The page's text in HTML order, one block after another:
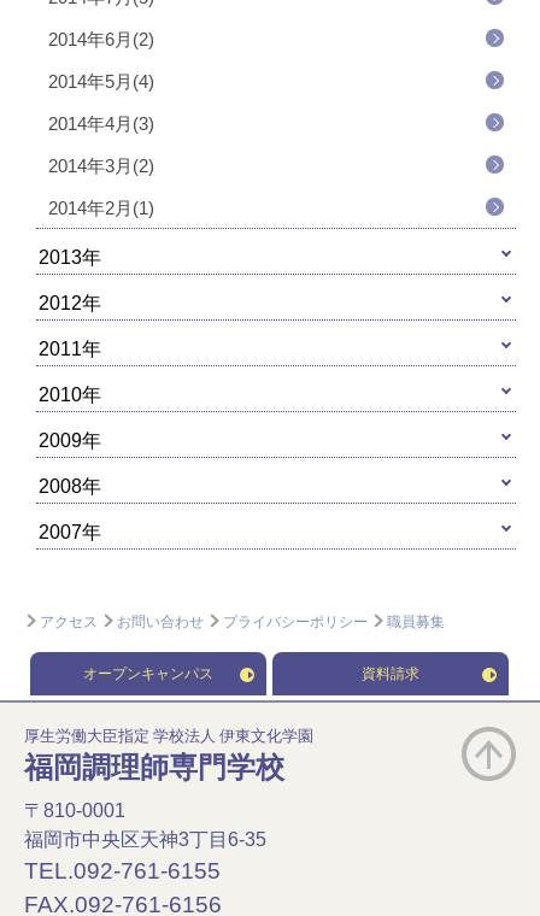
2014年6月(2)
2014年5月(4)
2014年4月(3)
2014年3月(2)
2014年2月(1)
2013年
2012年
2011年
2010年
2009年
2008年
2007年
アクセス お問い合わせ プライバシーポリシー 職員募集
オープンキャンパス 資料請求
厚生労働大臣指定 学校法人 伊東文化学園
福岡調理師専門学校
〒810-0001
福岡市中央区天神3丁目6-35
TEL.092-761-6155
FAX.092-761-6156